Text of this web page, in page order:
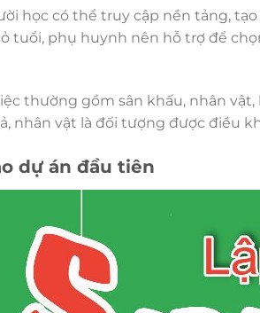
học có thể truy cập nền tảng,
tuổi, phụ huynh nên hỗ trợ để
thường gồm sân khấu, nhân
nhân vật là đối tượng được điều
dự án đầu tiên